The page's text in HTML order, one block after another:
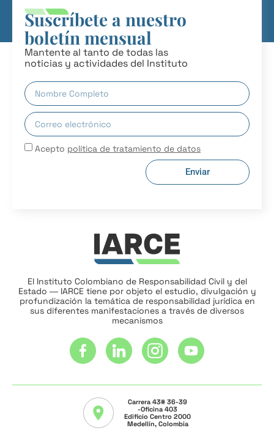
Suscríbete a nuestro
boletín mensual
Mantente al tanto de todas las
noticias y actividades del Instituto
Acepto política de tratamiento de datos
Enviar
El Instituto Colombiano de Responsabilidad Civil y del
Estado ― IARCE tiene por objeto el estudio, divulgación y
profundización la temática de responsabilidad jurídica en
sus diferentes manifestaciones a través de diversos
mecanismos
Carrera 43# 36-39
-Oficina 403
Edificio Centro 2000
Medellín, Colombia